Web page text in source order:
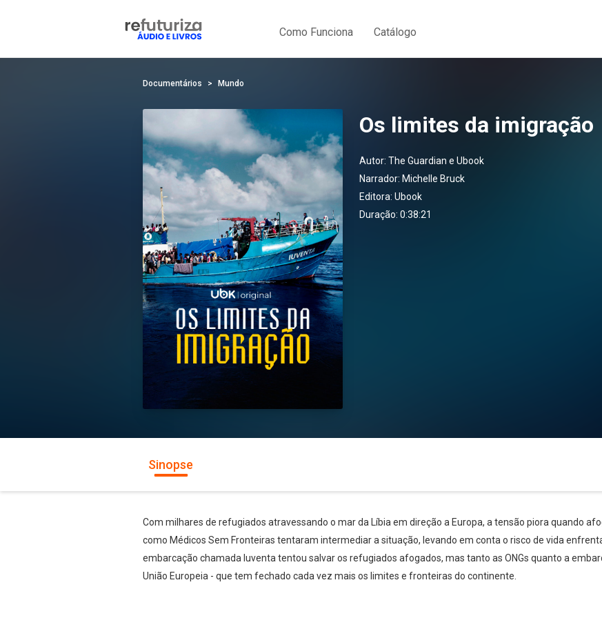
Como Funciona Catálogo
Documentários Mundo
Os limites da imigração
Autor: The Guardian e Ubook
Narrador: Michelle Bruck
Editora: Ubook
Duração: 0:38:21
Sinopse
Com milhares de refugiados atravessando o mar da Líbia em direção a Europa, a tensão piora quando
como Médicos Sem Fronteiras tentaram intermediar a situação, levando em conta o risco de vida
embarcação chamada Iuventa tentou salvar os refugiados afogados, mas tanto as ONGs quanto a
União Europeia - que tem fechado cada vez mais os limites e fronteiras do continente.